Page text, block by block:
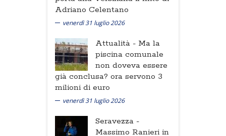
Adriano Celentano
venerdì 31 luglio 2026
Attualità - Ma la
piscina comunale
non doveva essere
già conclusa? ora servono 3
milioni di euro
venerdì 31 luglio 2026
Seravezza -
Massimo Ranieri in